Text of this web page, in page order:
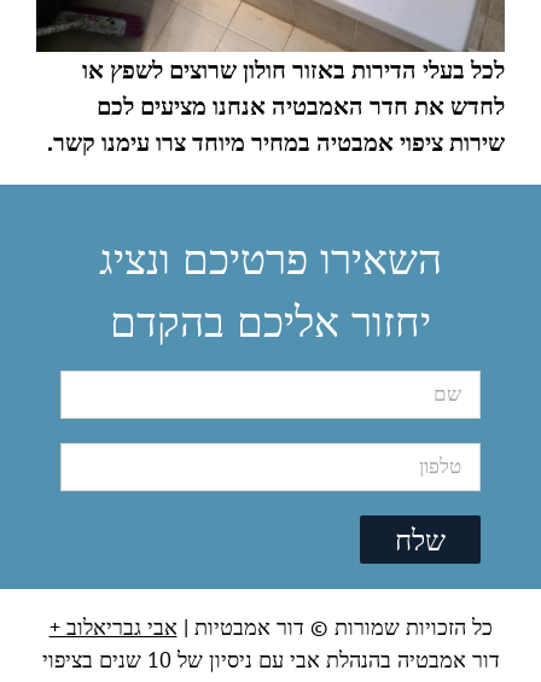
לכל בעלי הדירות באזור חולון שרוצים לשפץ או
לחדש את חדר האמבטיה אנחנו מציעים לכם
שירות ציפוי אמבטיה במחיר מיוחד צרו עימנו קשר.
השאירו פרטיכם ונציג
יחזור אליכם בהקדם
כל הזכויות שמורות © דור אמבטיות | אבי גבריאלוב +
דור אמבטיה בהנהלת אבי עם ניסיון של 10 שנים בציפוי